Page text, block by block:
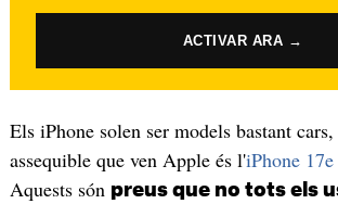
ACTIVAR ARA →
Els iPhone solen ser models bastant
assequible que ven Apple és l'iPhone 17e
Aquests són preus que no tots els